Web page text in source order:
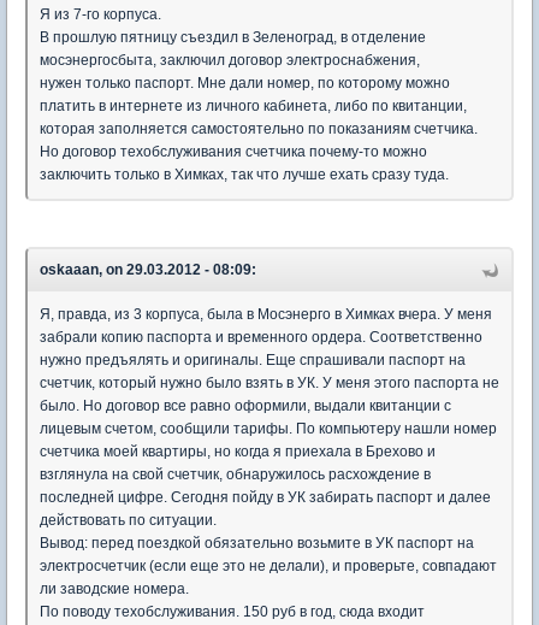
Я из 7-го корпуса.
В прошлую пятницу съездил в Зеленоград, в отделение
мосэнергосбыта, заключил договор электроснабжения,
нужен только паспорт. Мне дали номер, по которому можно
платить в интернете из личного кабинета, либо по квитанции,
которая заполняется самостоятельно по показаниям счетчика.
Но договор техобслуживания счетчика почему-то можно
заключить только в Химках, так что лучше ехать сразу туда.
oskaaan, on 29.03.2012 - 08:09:
Я, правда, из 3 корпуса, была в Мосэнерго в Химках вчера. У меня
забрали копию паспорта и временного ордера. Соответственно
нужно предъялять и оригиналы. Еще спрашивали паспорт на
счетчик, который нужно было взять в УК. У меня этого паспорта не
было. Но договор все равно оформили, выдали квитанции с
лицевым счетом, сообщили тарифы. По компьютеру нашли номер
счетчика моей квартиры, но когда я приехала в Брехово и
взглянула на свой счетчик, обнаружилось расхождение в
последней цифре. Сегодня пойду в УК забирать паспорт и далее
действовать по ситуации.
Вывод: перед поездкой обязательно возьмите в УК паспорт на
электросчетчик (если еще это не делали), и проверьте, совпадают
ли заводские номера.
По поводу техобслуживания. 150 руб в год, сюда входит